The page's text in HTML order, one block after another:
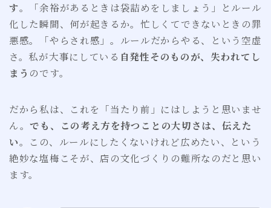
す。「余裕があるときは袋詰めをしましょう」とルール
化した瞬間、何が起きるか。忙しくてできないときの罪
悪感。「やらされ感」。ルールだからやる、という空虚
さ。私が大事にしている 自発性そのものが、失われてし
まう のです。
だから私は、これを「当たり前」にはしようと思いませ
ん。でも、この考え方を持つことの大切さは、伝えた
い。この、ルールにしたくないけれど広めたい、という
絶妙な塩梅こそが、店の文化づくりの難所なのだと思い
ます。